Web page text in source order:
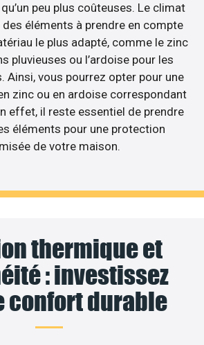
peu plus coûteuses. Le climat
éléments à prendre en compte
le plus adapté, comme le zinc
pluvieuses ou l’ardoise pour les
Ainsi, vous pourrez opter pour une
zinc ou en ardoise correspondant
effet, il reste essentiel de prendre
éléments pour une protection
de votre maison.
thermique et
: investissez
confort durable